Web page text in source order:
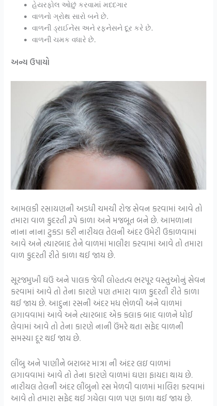
હેયરફોલ ઓછું કરવામાં મદદગાર
વાળનો ગ્રોથ સારો બને છે.
વાળની ડ્રાઈનેંસ અને રફનેસને દૂર કરે છે.
વાળની ચમક વધારે છે.
અન્ય ઉપાયો
આમલકી રસાયણની અડધી ચમચી રોજ સેવન કરવામાં આવે તો
તમારા વાળ કુદરતી રૂપે કાળા અને મજબૂત બને છે. આમળાના
નાના નાના ટુકડા કરી નારીયલ તેલની અંદર ઉમેરી ઉકાળવામાં
આવે અને ત્યારબાદ તેને વાળમાં માલીશ કરવામાં આવે તો તમારા
વાળ કુદરતી રીતે કાળા થઈ જાય છે.
સૂરજમુખી ઘઉં અને પાલક જેવી લોહતત્વ ભરપૂર વસ્તુઓનું સેવન
કરવામાં આવે તો તેના કારણે પણ તમારા વાળ કુદરતી રીતે કાળા
થઈ જાય છે. આદુના રસની અંદર મધ ભેળવી અને વાળમાં
લગાવવામાં આવે અને ત્યારબાદ એક કલાક બાદ વાળને ધોઈ
લેવામાં આવે તો તેના કારણે નાની ઉંમરે થતા સફેદ વાળની
સમસ્યા દૂર થઈ જાય છે.
લીંબુ અને પાણીને બરાબર માત્રા ની અંદર લઇ વાળમાં
લગાવવામાં આવે તો તેના કારણે વાળમાં ઘણા ફાયદા થાય છે.
નારીયલ તેલની અંદર લીંબુનો રસ મેળવી વાળમાં માલિશ કરવામાં
આવે તો તમારા સફેદ થઈ ગયેલા વાળ પણ કાળા થઈ જાય છે.